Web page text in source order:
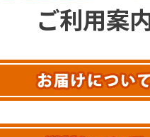
ご利用案